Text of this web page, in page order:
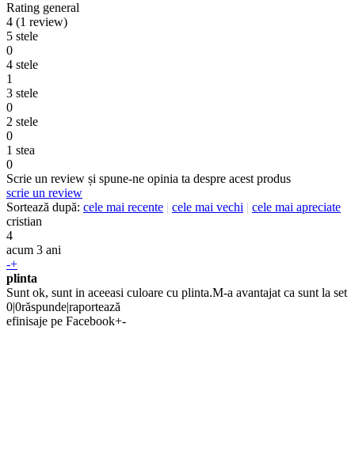
Rating general
4 (1 review)
5 stele
0
4 stele
1
3 stele
0
2 stele
0
1 stea
0
Scrie un review și spune-ne opinia ta despre acest produs
scrie un review
Sortează după: cele mai recente | cele mai vechi | cele mai apreciate
cristian
4
acum 3 ani
-+
plinta
Sunt ok, sunt in aceeasi culoare cu plinta.M-a avantajat ca sunt la set
0|0răspunde|raportează
efinisaje pe Facebook+-